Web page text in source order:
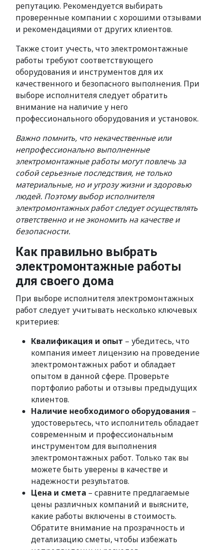
репутацию. Рекомендуется выбирать
проверенные компании с хорошими отзывами
и рекомендациями от других клиентов.
Также стоит учесть, что электромонтажные
работы требуют соответствующего
оборудования и инструментов для их
качественного и безопасного выполнения. При
выборе исполнителя следует обратить
внимание на наличие у него
профессионального оборудования и установок.
Важно помнить, что некачественные или
непрофессионально выполненные
электромонтажные работы могут повлечь за
собой серьезные последствия, не только
материальные, но и угрозу жизни и здоровью
людей. Поэтому выбор исполнителя
электромонтажных работ следует осуществлять
ответственно и не экономить на качестве и
безопасности.
Как правильно выбрать
электромонтажные работы
для своего дома
При выборе исполнителя электромонтажных
работ следует учитывать несколько ключевых
критериев:
Квалификация и опыт – убедитесь, что
компания имеет лицензию на проведение
электромонтажных работ и обладает
опытом в данной сфере. Проверьте
портфолио работы и отзывы предыдущих
клиентов.
Наличие необходимого оборудования –
удостоверьтесь, что исполнитель обладает
современным и профессиональным
инструментом для выполнения
электромонтажных работ. Только так вы
можете быть уверены в качестве и
надежности результатов.
Цена и смета – сравните предлагаемые
цены различных компаний и выясните,
какие работы включены в стоимость.
Обратите внимание на прозрачность и
детализацию сметы, чтобы избежать